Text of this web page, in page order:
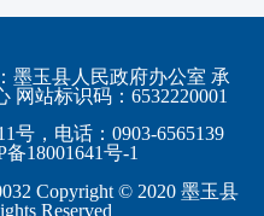
江苏省
浙江省
安徽省
福建省
皮山县
策勒县
民丰县
墨玉县人民政府办公室 承
网站标识码：6532220001
号，电话：0903-6565139
18001641号-1
Copyright © 2020 墨玉县
Reserved